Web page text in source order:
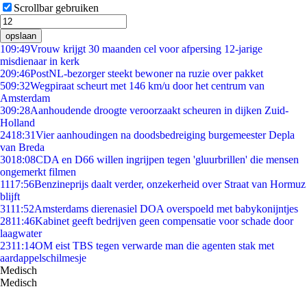
Scrollbar gebruiken
opslaan
109:49Vrouw krijgt 30 maanden cel voor afpersing 12-jarige
misdienaar in kerk
209:46PostNL-bezorger steekt bewoner na ruzie over pakket
509:32Wegpiraat scheurt met 146 km/u door het centrum van
Amsterdam
309:28Aanhoudende droogte veroorzaakt scheuren in dijken Zuid-
Holland
2418:31Vier aanhoudingen na doodsbedreiging burgemeester Depla
van Breda
3018:08CDA en D66 willen ingrijpen tegen 'gluurbrillen' die mensen
ongemerkt filmen
1117:56Benzineprijs daalt verder, onzekerheid over Straat van Hormuz
blijft
3111:52Amsterdams dierenasiel DOA overspoeld met babykonijntjes
2811:46Kabinet geeft bedrijven geen compensatie voor schade door
laagwater
2311:14OM eist TBS tegen verwarde man die agenten stak met
aardappelschilmesje
Medisch
Medisch